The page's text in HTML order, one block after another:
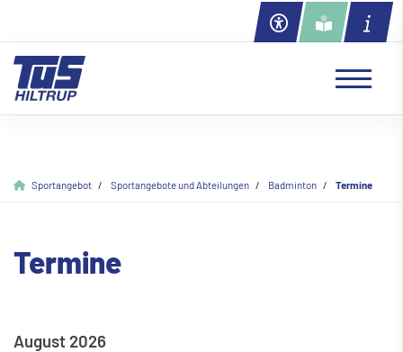
Sportangebot Sportangebote und Abteilungen Badminton Termine
Termine
August 2026